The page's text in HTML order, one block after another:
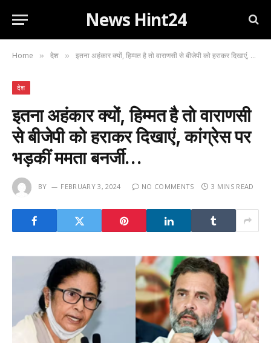
News Hint24
Home » देश » इतना अहंकार क्यों, हिम्मत है तो वाराणसी से बीजेपी को हराकर दिखाएं, कांग्रेस पर भड़कीं ममता बनर्जी…
देश
इतना अहंकार क्यों, हिम्मत है तो वाराणसी
से बीजेपी को हराकर दिखाएं, कांग्रेस पर
भड़कीं ममता बनर्जी…
BY FEBRUARY 3, 2024 NO COMMENTS 3 MINS READ